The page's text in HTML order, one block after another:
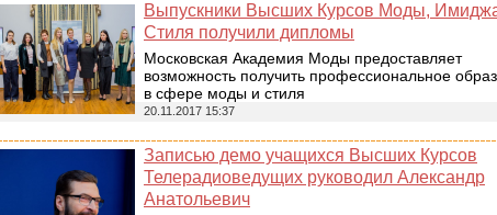
Выпускники Высших Курсов Моды,
Стиля получили дипломы
Московская Академия Моды предоставляет
возможность получить профессиональное
в сфере моды и стиля
20.11.2017 15:37
Записью демо учащихся Высших Курсов
Телерадиоведущих руководил Александр
Анатольевич